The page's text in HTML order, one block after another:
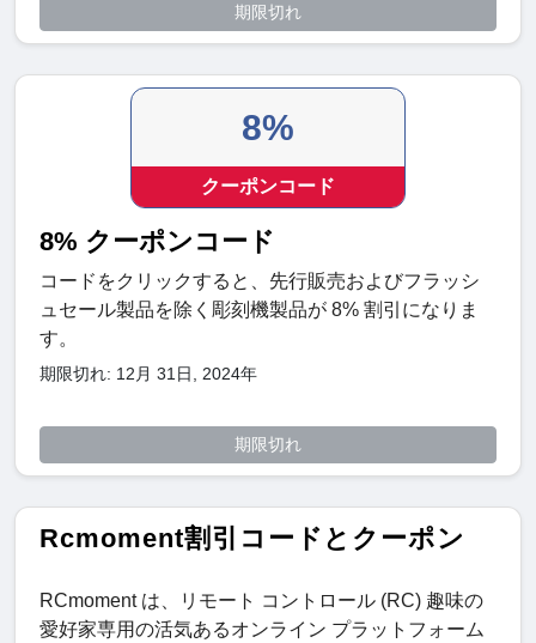
期限切れ
8%
クーポンコード
8% クーポンコード
コードをクリックすると、先行販売およびフラッシ
ュセール製品を除く彫刻機製品が 8% 割引になりま
す。
期限切れ: 12月 31日, 2024年
期限切れ
Rcmoment割引コードとクーポン
RCmoment は、リモート コントロール (RC) 趣味の
愛好家専用の活気あるオンライン プラットフォーム